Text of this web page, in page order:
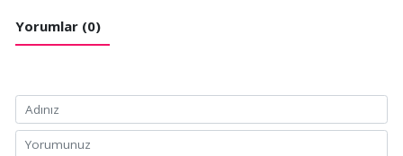
Yorumlar (0)